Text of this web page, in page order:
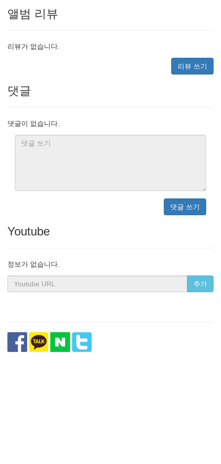
앨범 리뷰
리뷰가 없습니다.
리뷰 쓰기
댓글
댓글이 없습니다.
댓글 쓰기
Youtube
정보가 없습니다.
추가